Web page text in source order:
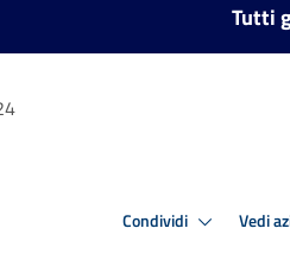
Tutti
Condividi Vedi